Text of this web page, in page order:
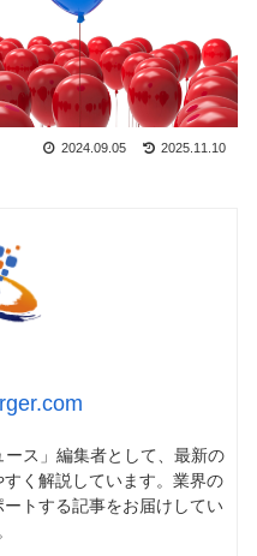
2024.09.05 2025.11.10
ース」編集者として、最新の
く解説しています。業界の
トする記事をお届けしてい